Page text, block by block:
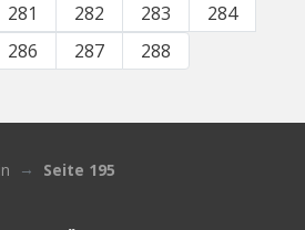
281 282 283
284
286 287 288
Seite 195